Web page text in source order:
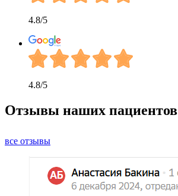
4.8/5
4.8/5
Отзывы наших пациентов
все отзывы